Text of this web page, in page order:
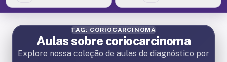
TAG: CORIOCARCINOMA
Aulas sobre coriocarcinoma
Explore nossa coleção de aulas de diagnóstico por